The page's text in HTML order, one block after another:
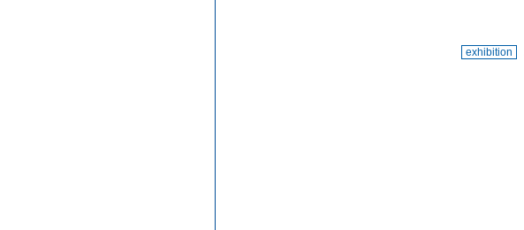
exhibition